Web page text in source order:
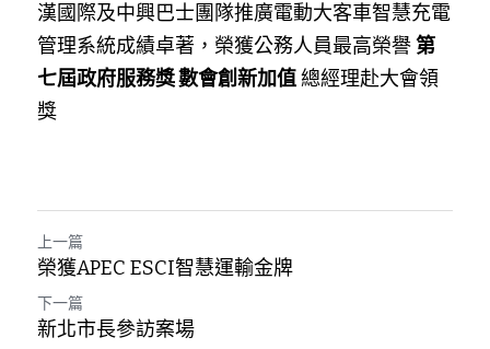
漢國際及中興巴士團隊推廣電動大客車智慧充電
管理系統成績卓著，榮獲公務人員最高榮譽 第
七屆政府服務獎 數會創新加值 總經理赴大會領
獎
上一篇
榮獲APEC ESCI智慧運輸金牌
下一篇
新北市長參訪案場